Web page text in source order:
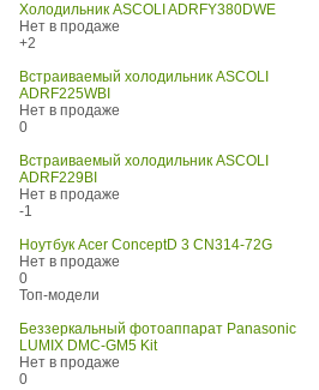
Холодильник ASCOLI ADRFY380DWE
Нет в продаже
+2
Встраиваемый холодильник ASCOLI
ADRF225WBI
Нет в продаже
0
Встраиваемый холодильник ASCOLI
ADRF229BI
Нет в продаже
-1
Ноутбук Acer ConceptD 3 CN314-72G
Нет в продаже
0
Топ-модели
Беззеркальный фотоаппарат Panasonic
LUMIX DMC-GM5 Kit
Нет в продаже
0